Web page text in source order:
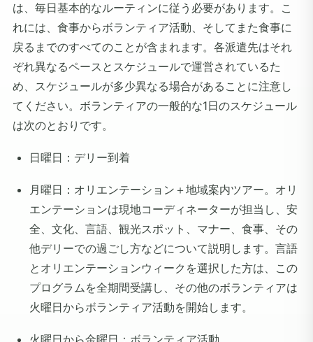
は、毎日基本的なルーティンに従う必要があります。こ
れには、食事からボランティア活動、そしてまた食事に
戻るまでのすべてのことが含まれます。各派遣先はそれ
ぞれ異なるペースとスケジュールで運営されているた
め、スケジュールが多少異なる場合があることに注意し
てください。ボランティアの一般的な1日のスケジュール
は次のとおりです。
日曜日：デリー到着
月曜日：オリエンテーション＋地域案内ツアー。オリ
エンテーションは現地コーディネーターが担当し、安
全、文化、言語、観光スポット、マナー、食事、その
他デリーでの過ごし方などについて説明します。言語
とオリエンテーションウィークを選択した方は、この
プログラムを全期間受講し、その他のボランティアは
火曜日からボランティア活動を開始します。